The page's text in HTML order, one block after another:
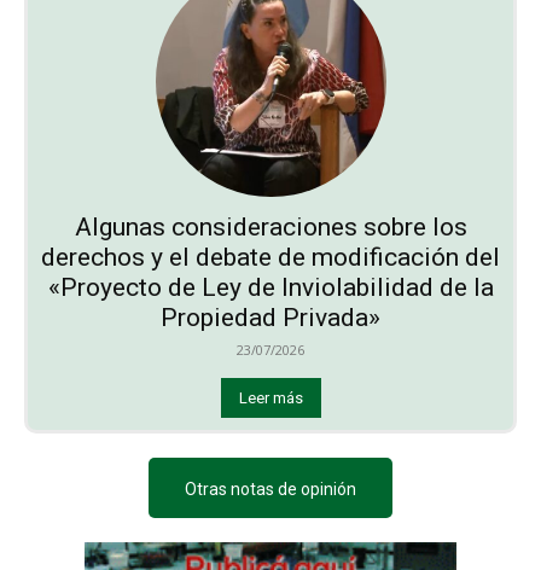
Algunas consideraciones sobre los
derechos y el debate de modificación del
«Proyecto de Ley de Inviolabilidad de la
Propiedad Privada»
23/07/2026
Leer más
Otras notas de opinión